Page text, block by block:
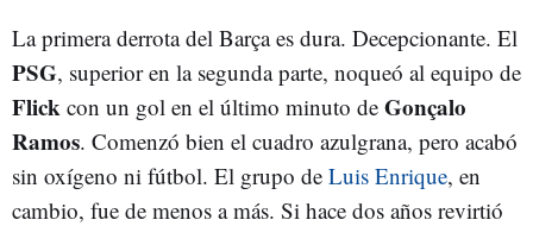
La primera derrota del Barça es dura. Decepcionante. El
PSG, superior en la segunda parte, noqueó al equipo de
Flick con un gol en el último minuto de Gonçalo
Ramos. Comenzó bien el cuadro azulgrana, pero acabó
sin oxígeno ni fútbol. El grupo de Luis Enrique, en
cambio, fue de menos a más. Si hace dos años revirtió